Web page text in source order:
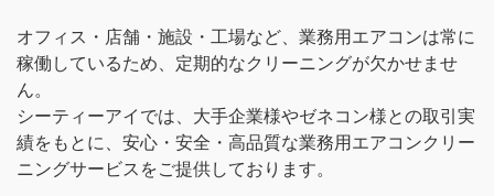
オフィス・店舗・施設・工場など、業務用エアコンは常に
稼働しているため、定期的なクリーニングが欠かせませ
ん。
シーティーアイでは、大手企業様やゼネコン様との取引実
績をもとに、安心・安全・高品質な業務用エアコンクリー
ニングサービスをご提供しております。